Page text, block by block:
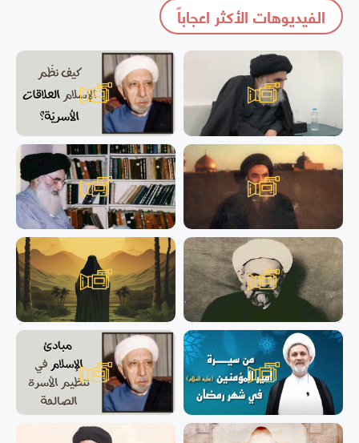
الفيديوهات الأكثر اعجاباً